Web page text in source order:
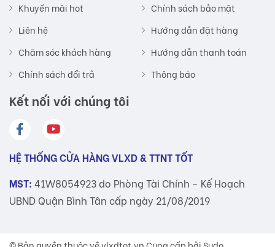
Khuyến mãi hot
Liên hệ
Chăm sóc khách hàng
Chính sách đổi trả
Chính sách bảo mật
Hướng dẫn đặt hàng
Hướng dẫn thanh toán
Thông báo
Kết nối với chúng tôi
HỆ THỐNG CỬA HÀNG VLXD & TTNT TỐT
MST: 41W8054923 do Phòng Tài Chính - Kế Hoạch
UBND Quận Bình Tân cấp ngày 21/08/2019